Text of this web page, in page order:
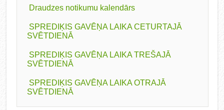
Draudzes notikumu kalendārs
SPREDIĶIS GAVĒŅA LAIKA CETURTAJĀ
SVĒTDIENĀ
SPREDIĶIS GAVĒŅA LAIKA TREŠAJĀ
SVĒTDIENĀ
SPREDIĶIS GAVĒŅA LAIKA OTRAJĀ
SVĒTDIENĀ